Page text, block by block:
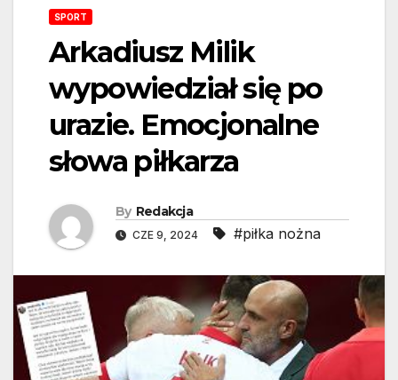
SPORT
Arkadiusz Milik
wypowiedział się po
urazie. Emocjonalne
słowa piłkarza
By Redakcja
CZE 9, 2024 #piłka nożna